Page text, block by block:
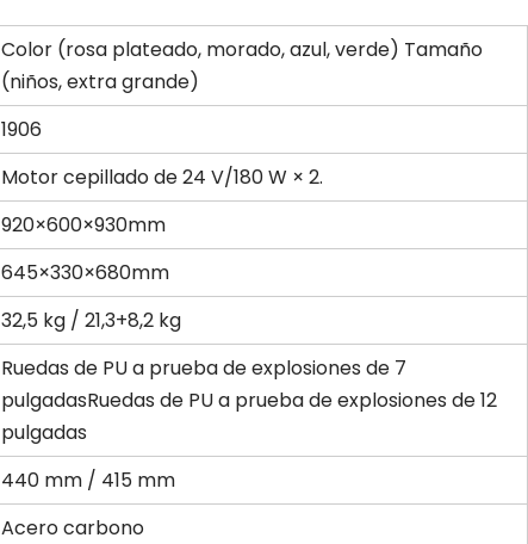
Color (rosa plateado, morado, azul, verde) Tamaño
(niños, extra grande)
1906
Motor cepillado de 24 V/180 W × 2.
920×600×930mm
645×330×680mm
32,5 kg / 21,3+8,2 kg
Ruedas de PU a prueba de explosiones de 7
pulgadasRuedas de PU a prueba de explosiones de 12
pulgadas
440 mm / 415 mm
Acero carbono